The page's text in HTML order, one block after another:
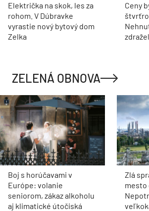
Električka na skok, les za
rohom. V Dúbravke
vyrastie nový bytový dom
Zelka
Ceny
ZELENÁ OBNOVA
Boj s horúčavami v
Európe: volanie
seniorom, zákaz alkoholu
aj klimatické útočiská
Zlá
mesto